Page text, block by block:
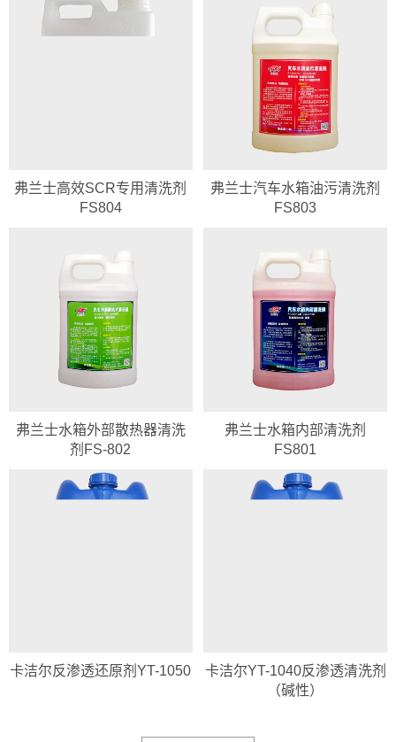
弗兰士高效SCR专用清洗剂
FS804
弗兰士汽车水箱油污清洗剂
FS803
弗兰士水箱外部散热器清洗
剂FS-802
弗兰士水箱内部清洗剂
FS801
卡洁尔反渗透还原剂YT-1050
卡洁尔YT-1040反渗透清洗剂
（碱性）